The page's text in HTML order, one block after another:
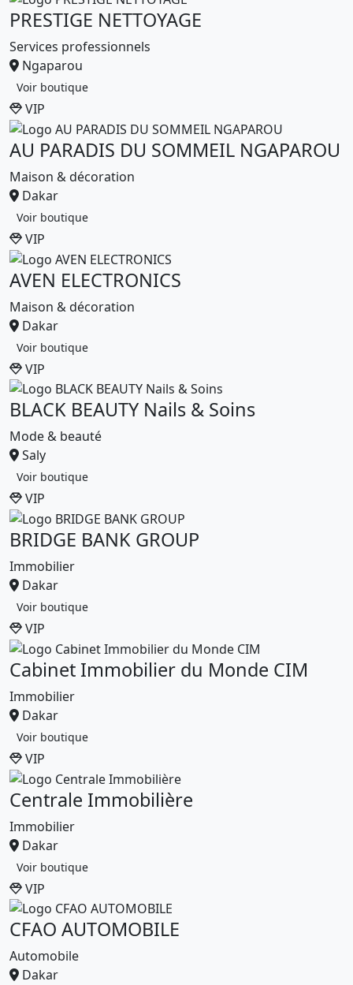
PRESTIGE NETTOYAGE
Services professionnels
Ngaparou
Voir boutique
VIP
AU PARADIS DU SOMMEIL NGAPAROU
Maison & décoration
Dakar
Voir boutique
VIP
AVEN ELECTRONICS
Maison & décoration
Dakar
Voir boutique
VIP
BLACK BEAUTY Nails & Soins
Mode & beauté
Saly
Voir boutique
VIP
BRIDGE BANK GROUP
Immobilier
Dakar
Voir boutique
VIP
Cabinet Immobilier du Monde CIM
Immobilier
Dakar
Voir boutique
VIP
Centrale Immobilière
Immobilier
Dakar
Voir boutique
VIP
CFAO AUTOMOBILE
Automobile
Dakar